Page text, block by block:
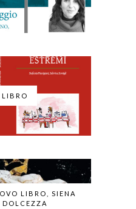
LIBRO, SIENA
DOLCEZZA